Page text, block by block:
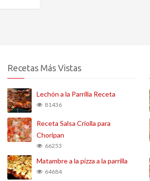
Recetas Más Vistas
Lechón a la Parrilla Receta
81436
Receta Salsa Criolla para
Choripan
66253
Matambre a la pizza a la parrilla
64684